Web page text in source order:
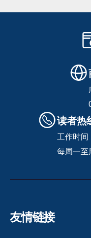
读者热
工作时间
每周一至
友情链接